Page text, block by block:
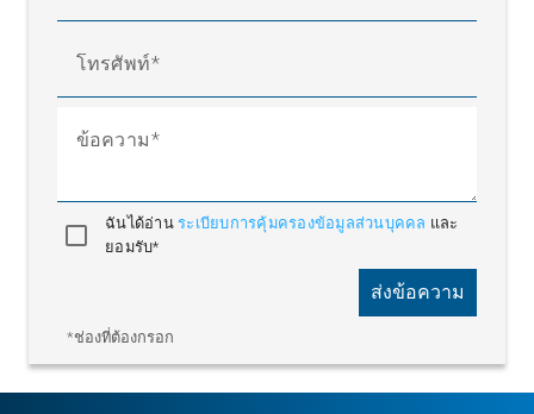
โทรศัพท์
ข้อความ
ฉันได้อ่าน ระเบียบการคุ้มครองข้อมูลส่วนบุคคล และ
ยอมรับ*
*ช่องที่ต้องกรอก
ส่งข้อความ